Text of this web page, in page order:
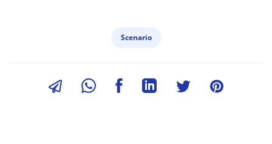
Scenario